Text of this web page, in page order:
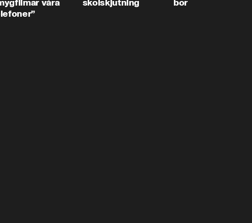
våra
skolskjutning
bor